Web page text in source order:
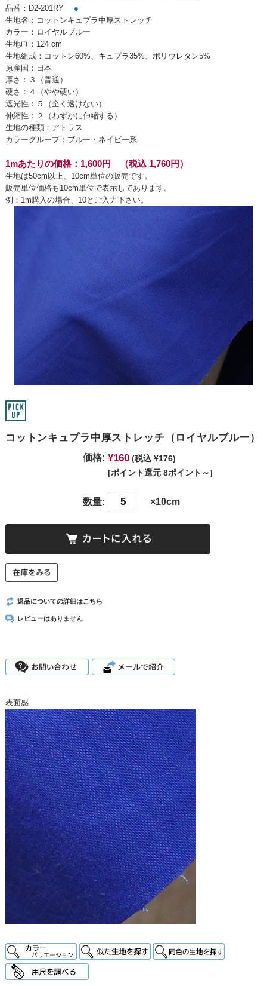
品番：D2-201RY●
生地名：コットンキュプラ中厚ストレッチ
カラー：ロイヤルブルー
生地巾：124 cm
生地組成：コットン60%、キュプラ35%、ポリウレタン5%
原産国：日本
厚さ：３（普通）
硬さ：４（やや硬い）
遮光性：５（全く透けない）
伸縮性：２（わずかに伸縮する）
生地の種類：アトラス
カラーグループ：ブルー・ネイビー系
1mあたりの価格：1,600円 （税込 1,760円）
生地は50cm以上、10cm単位の販売です。
販売単位価格も10cm単位で表示してあります。
例：1m購入の場合、10とご入力下さい。
コットンキュプラ中厚ストレッチ（ロイヤルブルー）
価格: ¥160 (税込 ¥176)
[ポイント還元 8ポイント～]
数量: ×10cm
返品についての詳細はこちら
レビューはありません
表面感